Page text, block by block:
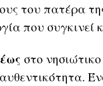
του πατέρα
που συγκινεί
στο